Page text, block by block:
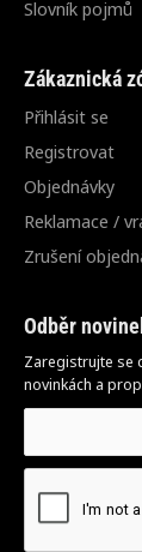
Slovník pojmů
Zákaznická
Přihlásit se
Registrovat
Objednávky
Reklamace /
Zrušení
Odběr
Zaregistrujte se
novinkách a